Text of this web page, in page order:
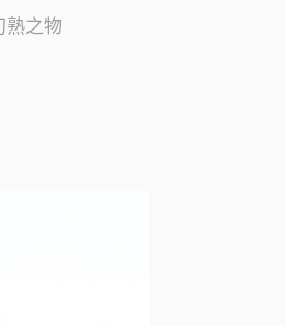
熟之物